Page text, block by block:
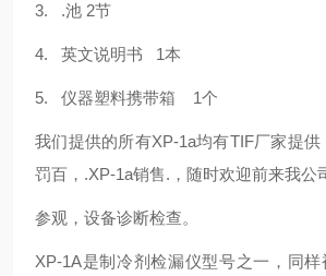
3. .池 2节
4. 英文说明书 1本
5. 仪器塑料携带箱 1个
我们提供的所有XP-1a均有TIF厂家提
罚百，.XP-1a销售.，随时欢迎前来我公
参观，设备诊断检查。
XP-1A是制冷剂检漏仪型号之一，同